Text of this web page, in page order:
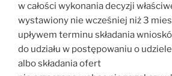
w całości wykonania decyzji
wystawiony nie wcześniej niż 3
upływem terminu składania
do udziału w postępowaniu o
albo składania ofert